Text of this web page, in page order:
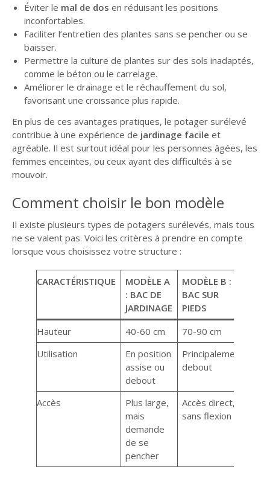
Éviter le mal de dos en réduisant les positions
inconfortables.
Faciliter l’entretien des plantes sans se pencher ou se
baisser.
Permettre la culture de plantes sur des sols inadaptés,
comme le béton ou le carrelage.
Améliorer le drainage et le réchauffement du sol,
favorisant une croissance plus rapide.
En plus de ces avantages pratiques, le potager surélevé
contribue à une expérience de jardinage facile et
agréable. Il est surtout idéal pour les personnes âgées, les
femmes enceintes, ou ceux ayant des difficultés à se
mouvoir.
Comment choisir le bon modèle
Il existe plusieurs types de potagers surélevés, mais tous
ne se valent pas. Voici les critères à prendre en compte
lorsque vous choisissez votre structure :
CARACTÉRISTIQUE
MODÈLE A
: BAC DE
JARDINAGE
MODÈLE B :
BAC SUR
PIEDS
Hauteur
40-60 cm
70-90 cm
Utilisation
En position
assise ou
debout
Principalement
debout
Accès
Plus large,
mais
demande
de se
pencher
Accès direct,
sans flexion